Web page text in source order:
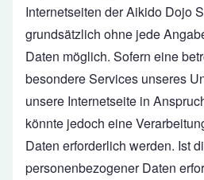
Internetseiten der Aikido Dojo
grundsätzlich ohne jede
Daten möglich. Sofern eine
besondere Services unseres
unsere Internetseite in
könnte jedoch eine
Daten erforderlich werden. Ist
personenbezogener Daten